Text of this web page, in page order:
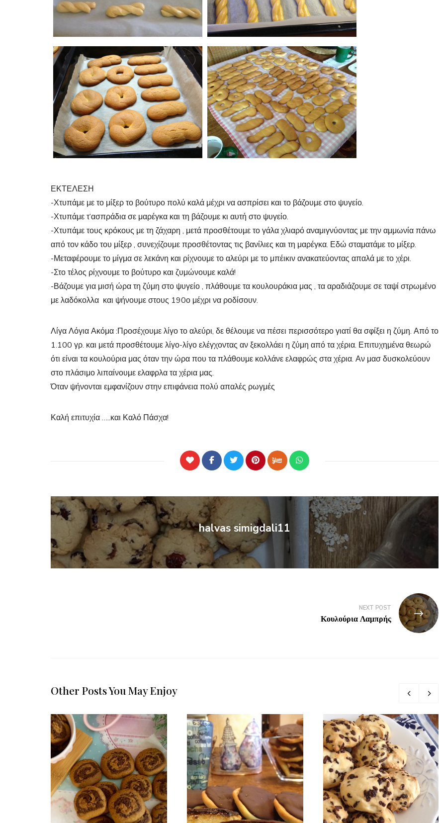
ΕΚΤΕΛΕΣΗ
-Χτυπάμε με το μίξερ το βούτυρο πολύ καλά μέχρι να ασπρίσει και το βάζουμε στο ψυγείο.
-Χτυπάμε τ’ασπράδια σε μαρέγκα και τη βάζουμε κι αυτή στο ψυγείο.
-Χτυπάμε τους κρόκους με τη ζάχαρη , μετά προσθέτουμε το γάλα χλιαρό αναμιγνύοντας με την αμμωνία πάνω
από τον κάδο του μίξερ , συνεχίζουμε προσθέτοντας τις βανίλιες και τη μαρέγκα. Εδώ σταματάμε το μίξερ.
-Μεταφέρουμε το μίγμα σε λεκάνη και ρίχνουμε το αλεύρι με το μπέικιν ανακατεύοντας απαλά με το χέρι.
-Στο τέλος ρίχνουμε το βούτυρο και ζυμώνουμε καλά!
-Βάζουμε για μισή ώρα τη ζύμη στο ψυγείο , πλάθουμε τα κουλουράκια μας , τα αραδιάζουμε σε ταψί στρωμένο
με λαδόκολλα και ψήνουμε στους 190ο μέχρι να ροδίσουν.
Λίγα Λόγια Ακόμα :Προσέχουμε λίγο το αλεύρι, δε θέλουμε να πέσει περισσότερο γιατί θα σφίξει η ζύμη. Από το
1.100 γρ. και μετά προσθέτουμε λίγο-λίγο ελέγχοντας αν ξεκολλάει η ζύμη από τα χέρια. Επιτυχημένα θεωρώ
ότι είναι τα κουλούρια μας όταν την ώρα που τα πλάθουμε κολλάνε ελαφρώς στα χέρια. Αν μασ δυσκολεύουν
στο πλάσιμο λιπαίνουμε ελαφρλα τα χέρια μας.
Όταν ψήνονται εμφανίζουν στην επιφάνεια πολύ απαλές ρωγμές
Καλή επιτυχία …..και Καλό Πάσχα!
halvas simigdali11
NEXT POST
Κουλούρια Λαμπρής
Other Posts You May Enjoy